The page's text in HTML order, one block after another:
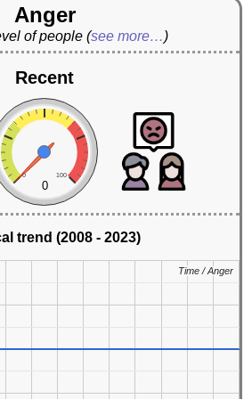
Anger
of people (see more…)
Recent
0 100
0
trend (2008 - 2023)
Time / Anger
Time / Anger